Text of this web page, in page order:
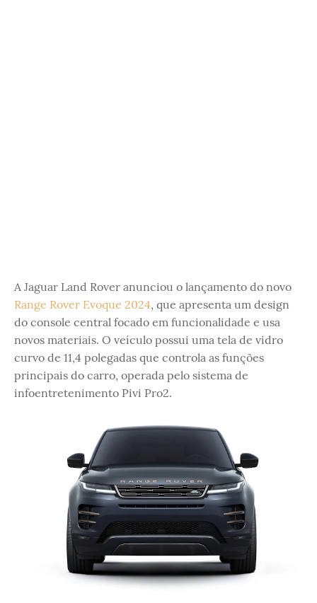
A Jaguar Land Rover anunciou o lançamento do novo
Range Rover Evoque 2024, que apresenta um design
do console central focado em funcionalidade e usa
novos materiais. O veículo possui uma tela de vidro
curvo de 11,4 polegadas que controla as funções
principais do carro, operada pelo sistema de
infoentretenimento Pivi Pro2.